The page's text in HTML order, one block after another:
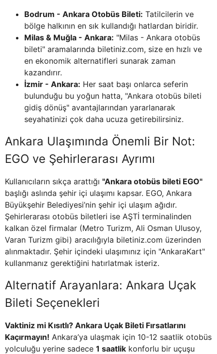
Bodrum - Ankara Otobüs Bileti: Tatilcilerin ve
bölge halkının en sık kullandığı hatlardan biridir.
Milas & Muğla - Ankara: "Milas - Ankara otobüs
bileti" aramalarında biletiniz.com, size en hızlı ve
en ekonomik alternatifleri sunarak zaman
kazandırır.
İzmir - Ankara: Her saat başı onlarca seferin
bulunduğu bu yoğun hatta, "Ankara otobüs bileti
gidiş dönüş" avantajlarından yararlanarak
seyahatinizi çok daha ucuza getirebilirsiniz.
Ankara Ulaşımında Önemli Bir Not:
EGO ve Şehirlerarası Ayrımı
Kullanıcıların sıkça arattığı "Ankara otobüs bileti EGO"
başlığı aslında şehir içi ulaşımı kapsar. EGO, Ankara
Büyükşehir Belediyesi’nin şehir içi ulaşım ağıdır.
Şehirlerarası otobüs biletleri ise AŞTİ terminalinden
kalkan özel firmalar (Metro Turizm, Ali Osman Ulusoy,
Varan Turizm gibi) aracılığıyla biletiniz.com üzerinden
alınmaktadır. Şehir içindeki ulaşımınız için "AnkaraKart"
kullanmanız gerektiğini hatırlatmak isteriz.
Alternatif Arayanlara: Ankara Uçak
Bileti Seçenekleri
Vaktiniz mi Kısıtlı? Ankara Uçak Bileti Fırsatlarını
Kaçırmayın! Ankara’ya ulaşmak için 10-12 saatlik otobüs
yolculuğu yerine sadece 1 saatlik konforlu bir uçuşu